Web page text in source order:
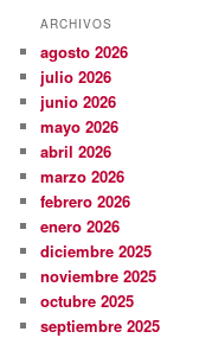
ARCHIVOS
agosto 2026
julio 2026
junio 2026
mayo 2026
abril 2026
marzo 2026
febrero 2026
enero 2026
diciembre 2025
noviembre 2025
octubre 2025
septiembre 2025